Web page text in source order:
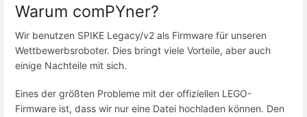
Warum comPYner?
Wir benutzen SPIKE Legacy/v2 als Firmware für unseren
Wettbewerbsroboter. Dies bringt viele Vorteile, aber auch
einige Nachteile mit sich.
Eines der größten Probleme mit der offiziellen LEGO-
Firmware ist, dass wir nur eine Datei hochladen können. Den